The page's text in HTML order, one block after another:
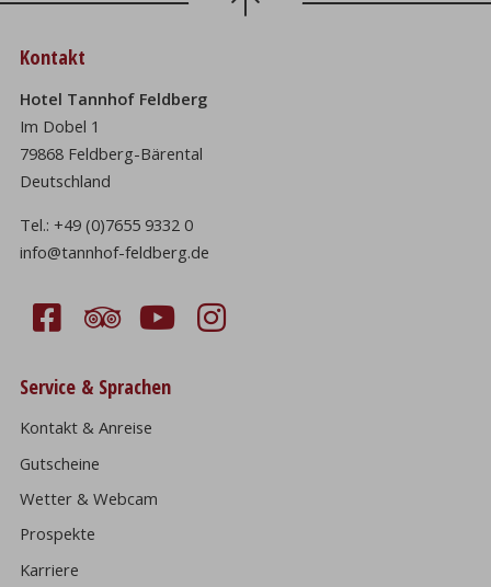
Kontakt
Hotel Tannhof Feldberg
Im Dobel 1
79868 Feldberg-Bärental
Deutschland
Tel.:+49 (0)7655 9332 0
info@tannhof-feldberg.de
Service & Sprachen
Kontakt & Anreise
Gutscheine
Wetter & Webcam
Prospekte
Karriere